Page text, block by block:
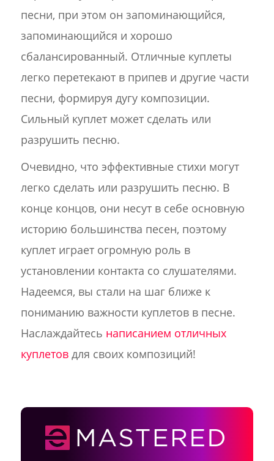
песни, при этом он запоминающийся,
запоминающийся и хорошо
сбалансированный. Отличные куплеты
легко перетекают в припев и другие части
песни, формируя дугу композиции.
Сильный куплет может сделать или
разрушить песню.
Очевидно, что эффективные стихи могут
легко сделать или разрушить песню. В
конце концов, они несут в себе основную
историю большинства песен, поэтому
куплет играет огромную роль в
установлении контакта со слушателями.
Надеемся, вы стали на шаг ближе к
пониманию важности куплетов в песне.
Наслаждайтесь написанием отличных
куплетовдля своих композиций!